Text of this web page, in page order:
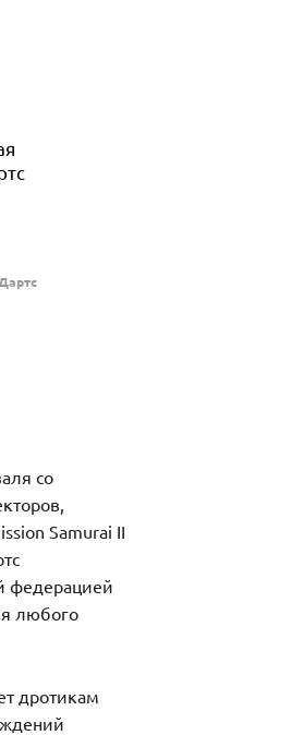
со
Samurai II
федерацией
любого
дротикам